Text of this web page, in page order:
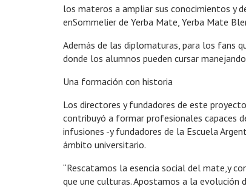
los materos a ampliar sus conocimientos y
enSommelier de Yerba Mate, Yerba Mate
Además de las diplomaturas, para los fans
donde los alumnos pueden cursar
Una formación con historia
Los directores y fundadores de este
contribuyó a formar profesionales capaces
infusiones -y fundadores de la Escuela
ámbito universitario.
“Rescatamos la esencia social del mate,y
que une culturas. Apostamos a la evolución